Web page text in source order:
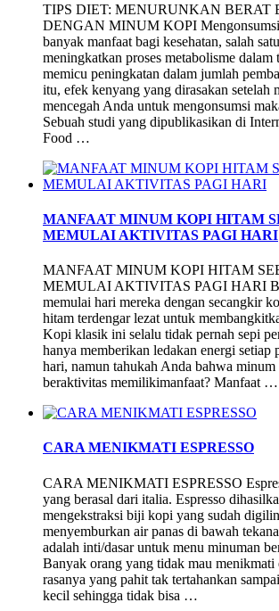
TIPS DIET: MENURUNKAN BERAT
DENGAN MINUM KOPI
banyak manfaat bagi kesehatan, salah
meningkatkan proses metabolisme dalam
memicu peningkatan dalam jumlah
itu, efek kenyang yang dirasakan setelah
mencegah Anda untuk mengonsumsi
Sebuah studi yang dipublikasikan di
Food …
MANFAAT MINUM KOPI HITAM
MEMULAI AKTIVITAS PAGI HARI
MANFAAT MINUM KOPI HITAM
MEMULAI AKTIVITAS PAGI HARI
memulai hari mereka dengan secangkir
hitam terdengar lezat untuk
Kopi klasik ini selalu tidak pernah sepi
hanya memberikan ledakan energi setiap
hari, namun tahukah Anda bahwa
beraktivitas memilikimanfaat? Manfaat …
CARA MENIKMATI ESPRESSO
CARA MENIKMATI ESPRESSO
yang berasal dari italia. Espresso
mengekstraksi biji kopi yang sudah
menyemburkan air panas di bawah
adalah inti/dasar untuk menu minuman
Banyak orang yang tidak mau menikmati
rasanya yang pahit tak tertahankan
kecil sehingga tidak bisa …